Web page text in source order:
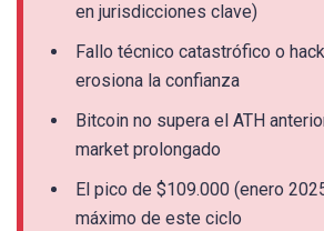
en jurisdicciones clave)
Fallo técnico catastrófico o
erosiona la confianza
Bitcoin no supera el ATH
market prolongado
El pico de $109.000 (enero
máximo de este ciclo